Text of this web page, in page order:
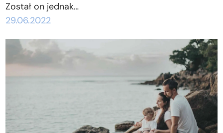
Został on jednak…
29.06.2022